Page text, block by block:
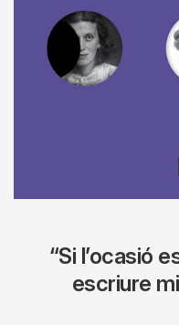
“Si l’ocasió
escriure